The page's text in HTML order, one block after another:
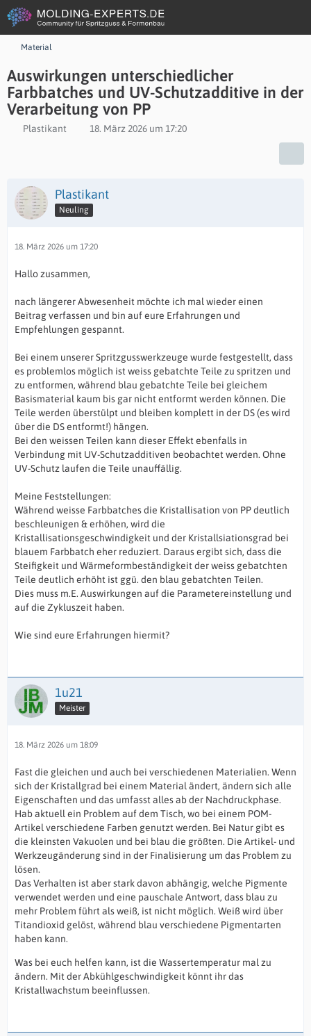
Material
Auswirkungen unterschiedlicher
Farbbatches und UV-Schutzadditive in der
Verarbeitung von PP
Plastikant 18. März 2026 um 17:20
Plastikant
Neuling
18. März 2026 um 17:20
Hallo zusammen,
nach längerer Abwesenheit möchte ich mal wieder einen
Beitrag verfassen und bin auf eure Erfahrungen und
Empfehlungen gespannt.
Bei einem unserer Spritzgusswerkzeuge wurde festgestellt, dass
es problemlos möglich ist weiss gebatchte Teile zu spritzen und
zu entformen, während blau gebatchte Teile bei gleichem
Basismaterial kaum bis gar nicht entformt werden können. Die
Teile werden überstülpt und bleiben komplett in der DS (es wird
über die DS entformt!) hängen.
Bei den weissen Teilen kann dieser Effekt ebenfalls in
Verbindung mit UV-Schutzadditiven beobachtet werden. Ohne
UV-Schutz laufen die Teile unauffällig.
Meine Feststellungen:
Während weisse Farbbatches die Kristallisation von PP deutlich
beschleunigen & erhöhen, wird die
Kristallisationsgeschwindigkeit und der Kristallsiationsgrad bei
blauem Farbbatch eher reduziert. Daraus ergibt sich, dass die
Steifigkeit und Wärmeformbeständigkeit der weiss gebatchten
Teile deutlich erhöht ist ggü. den blau gebatchten Teilen.
Dies muss m.E. Auswirkungen auf die Parametereinstellung und
auf die Zykluszeit haben.
Wie sind eure Erfahrungen hiermit?
1u21
Meister
18. März 2026 um 18:09
Fast die gleichen und auch bei verschiedenen Materialien. Wenn
sich der Kristallgrad bei einem Material ändert, ändern sich alle
Eigenschaften und das umfasst alles ab der Nachdruckphase.
Hab aktuell ein Problem auf dem Tisch, wo bei einem POM-
Artikel verschiedene Farben genutzt werden. Bei Natur gibt es
die kleinsten Vakuolen und bei blau die größten. Die Artikel- und
Werkzeugänderung sind in der Finalisierung um das Problem zu
lösen.
Das Verhalten ist aber stark davon abhängig, welche Pigmente
verwendet werden und eine pauschale Antwort, dass blau zu
mehr Problem führt als weiß, ist nicht möglich. Weiß wird über
Titandioxid gelöst, während blau verschiedene Pigmentarten
haben kann.
Was bei euch helfen kann, ist die Wassertemperatur mal zu
ändern. Mit der Abkühlgeschwindigkeit könnt ihr das
Kristallwachstum beeinflussen.